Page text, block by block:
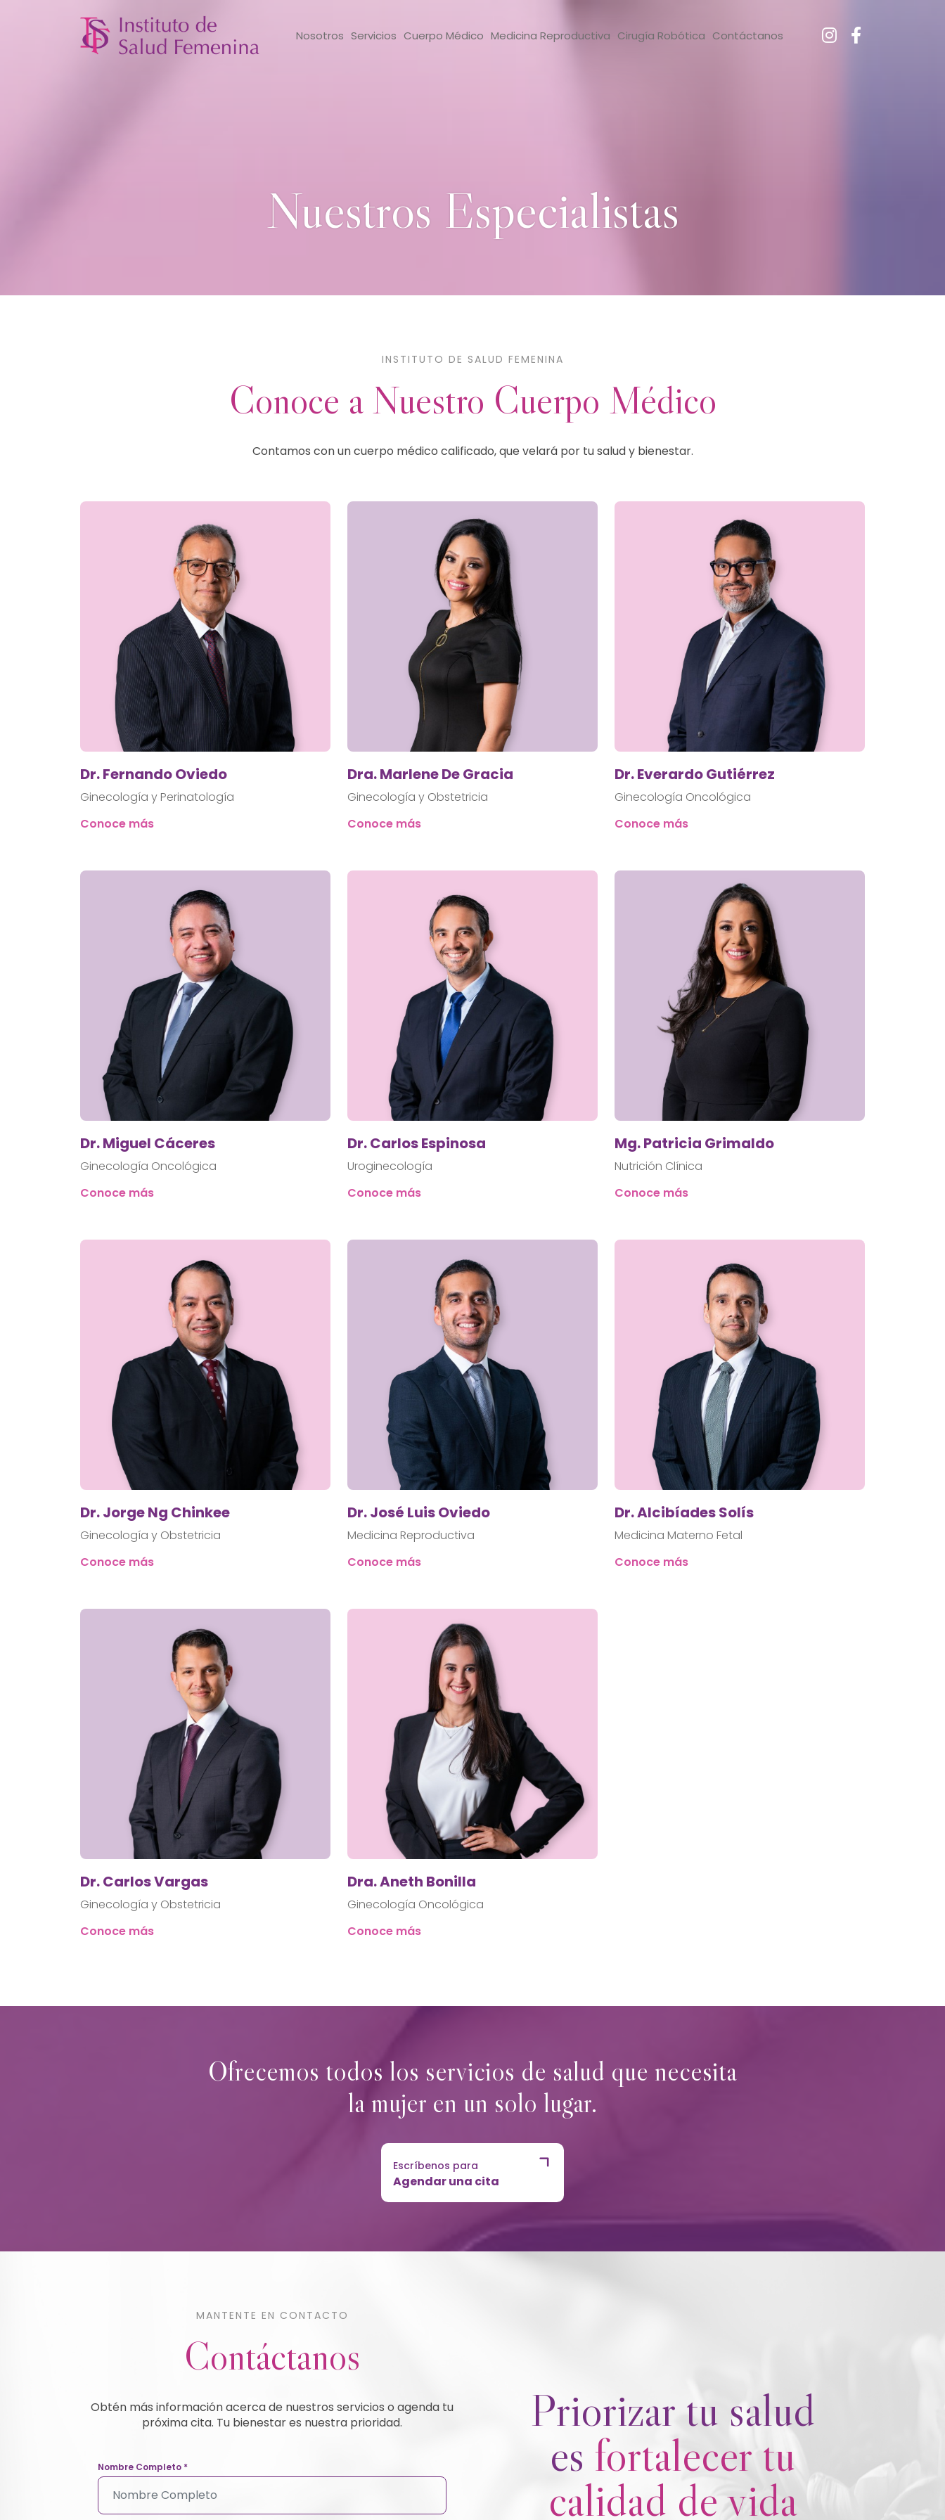
Nosotros Servicios Cuerpo Médico Medicina Reproductiva Cirugía Robótica Contáctanos
Nuestros Especialistas
INSTITUTO DE SALUD FEMENINA
Conoce a Nuestro Cuerpo Médico
Contamos con un cuerpo médico calificado, que velará por tu salud y bienestar.
Dr. Fernando Oviedo
Ginecología y Perinatología
Conoce más
Dra. Marlene De Gracia
Ginecología y Obstetricia
Conoce más
Dr. Everardo Gutiérrez
Ginecología Oncológica
Conoce más
Dr. Miguel Cáceres
Ginecología Oncológica
Conoce más
Dr. Carlos Espinosa
Uroginecología
Conoce más
Mg. Patricia Grimaldo
Nutrición Clínica
Conoce más
Dr. Jorge Ng Chinkee
Ginecología y Obstetricia
Conoce más
Dr. José Luis Oviedo
Medicina Reproductiva
Conoce más
Dr. Alcibíades Solís
Medicina Materno Fetal
Conoce más
Dr. Carlos Vargas
Ginecología y Obstetricia
Conoce más
Dra. Aneth Bonilla
Ginecología Oncológica
Conoce más
Ofrecemos todos los servicios de salud que necesita
la mujer en un solo lugar.
Escríbenos para
Agendar una cita
MANTENTE EN CONTACTO
Contáctanos
Obtén más información acerca de nuestros servicios o agenda tu
próxima cita. Tu bienestar es nuestra prioridad.
Nombre Completo *
Priorizar tu salud
es fortalecer tu
calidad de vida